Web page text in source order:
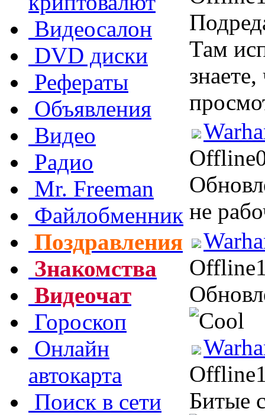
Видеосалон
DVD диски
Рефераты
Объявления
Видео
Радио
Mr. Freeman
Файлобменник
Поздравления
Знакомства
Видеочат
Гороскоп
Онлайн
автокарта
Поиск в сети
Там
Offline
не
Offline
Offline
Битые